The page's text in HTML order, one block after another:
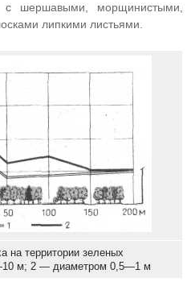
с шершавыми, морщинистыми,
липкими листьями.
на территории зеленых
м; 2 — диаметром 0,5—1 м